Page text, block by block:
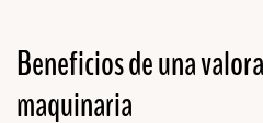
Beneficios de una
maquinaria